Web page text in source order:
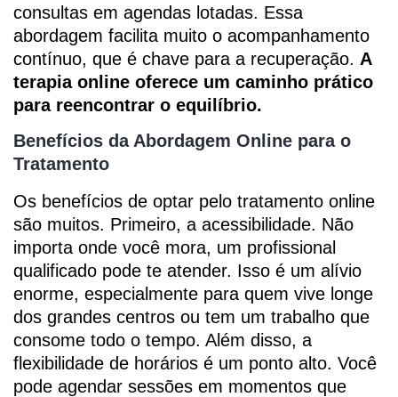
consultas em agendas lotadas. Essa
abordagem facilita muito o acompanhamento
contínuo, que é chave para a recuperação. A
terapia online oferece um caminho prático
para reencontrar o equilíbrio.
Benefícios da Abordagem Online para o
Tratamento
Os benefícios de optar pelo tratamento online
são muitos. Primeiro, a acessibilidade. Não
importa onde você mora, um profissional
qualificado pode te atender. Isso é um alívio
enorme, especialmente para quem vive longe
dos grandes centros ou tem um trabalho que
consome todo o tempo. Além disso, a
flexibilidade de horários é um ponto alto. Você
pode agendar sessões em momentos que